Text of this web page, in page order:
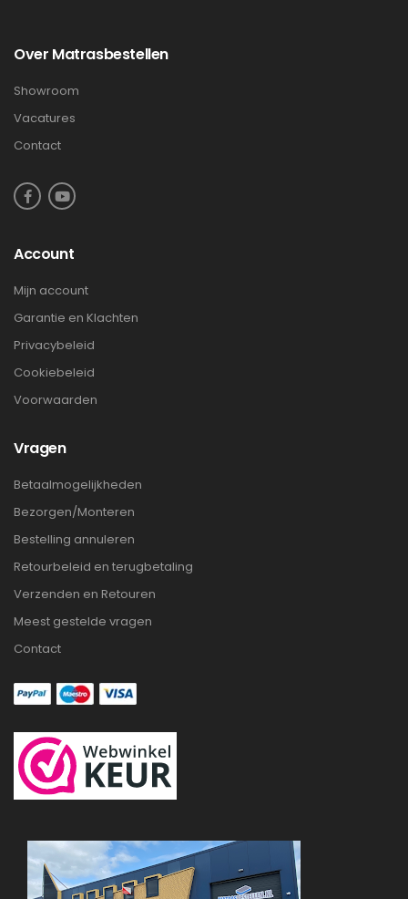
Over Matrasbestellen
Showroom
Vacatures
Contact
Account
Mijn account
Garantie en Klachten
Privacybeleid
Cookiebeleid
Voorwaarden
Vragen
Betaalmogelijkheden
Bezorgen/Monteren
Bestelling annuleren
Retourbeleid en terugbetaling
Verzenden en Retouren
Meest gestelde vragen
Contact